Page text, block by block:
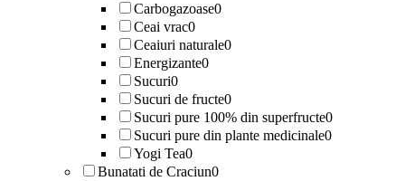
Carbogazoase0
Ceai vrac0
Ceaiuri naturale0
Energizante0
Sucuri0
Sucuri de fructe0
Sucuri pure 100% din superfructe0
Sucuri pure din plante medicinale0
Yogi Tea0
Bunatati de Craciun0